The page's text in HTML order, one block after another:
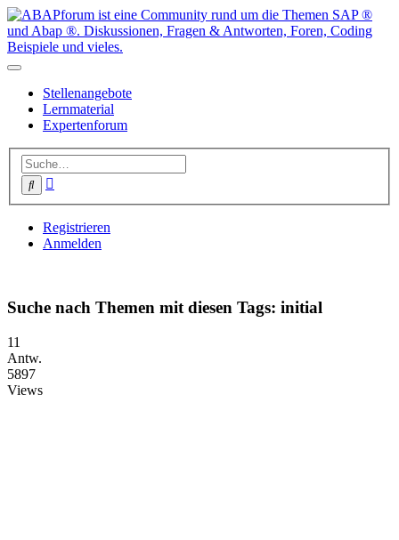
Stellenangebote
Lernmaterial
Expertenforum
Suche
Registrieren
Anmelden
Suche nach Themen mit diesen Tags: initial
11
Antw.
5897
Views